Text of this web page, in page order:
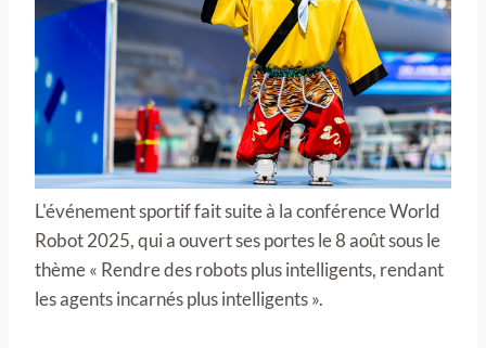
L'événement sportif fait suite à la conférence World
Robot 2025, qui a ouvert ses portes le 8 août sous le
thème « Rendre des robots plus intelligents, rendant
les agents incarnés plus intelligents ».